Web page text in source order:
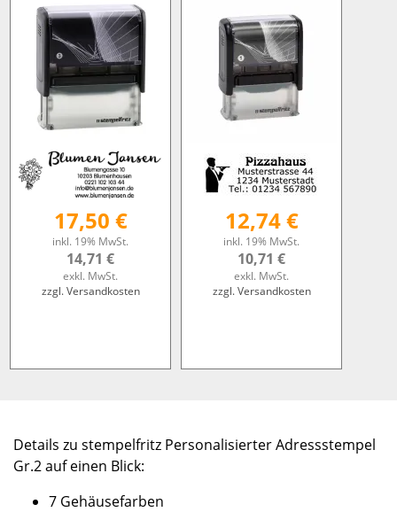
17,50 €
inkl. 19% MwSt.
14,71 €
exkl. MwSt.
zzgl. Versandkosten
12,74 €
inkl. 19% MwSt.
10,71 €
exkl. MwSt.
zzgl. Versandkosten
Details zu stempelfritz Personalisierter Adressstempel
Gr.2 auf einen Blick:
7 Gehäusefarben